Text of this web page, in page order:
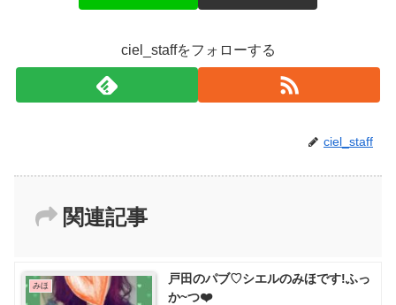
ciel_staffをフォローする
ciel_staff
関連記事
みほ
戸田のパブ♡ シエルのみほです!ふっ
か~つ❤️